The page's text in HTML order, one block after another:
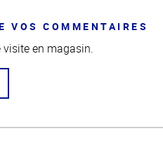
VOS COMMENTAIRES
visite en magasin.